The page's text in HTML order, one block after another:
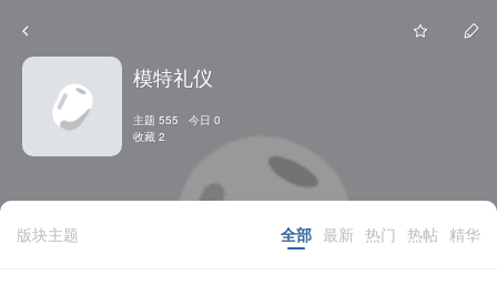
模特礼仪
主题 555 今日 0
收藏 2
版块主题 全部 最新 热门 热帖 精华